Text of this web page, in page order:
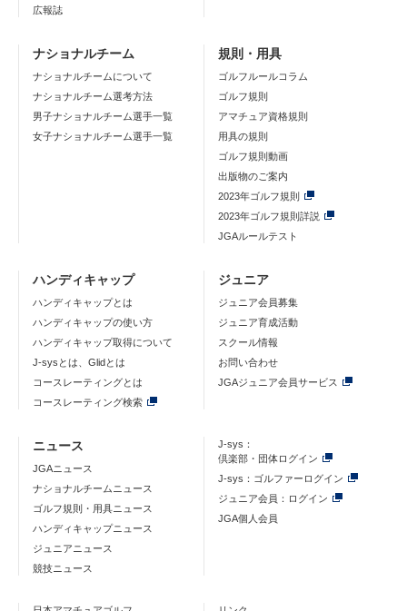
広報誌
ナショナルチーム
ナショナルチームについて
ナショナルチーム選考方法
男子ナショナルチーム選手一覧
女子ナショナルチーム選手一覧
規則・用具
ゴルフルールコラム
ゴルフ規則
アマチュア資格規則
用具の規則
ゴルフ規則動画
出版物のご案内
2023年ゴルフ規則
2023年ゴルフ規則詳説
JGAルールテスト
ハンディキャップ
ハンディキャップとは
ハンディキャップの使い方
ハンディキャップ取得について
J-sysとは、Glidとは
コースレーティングとは
コースレーティング検索
ジュニア
ジュニア会員募集
ジュニア育成活動
スクール情報
お問い合わせ
JGAジュニア会員サービス
ニュース
JGAニュース
ナショナルチームニュース
ゴルフ規則・用具ニュース
ハンディキャップニュース
ジュニアニュース
競技ニュース
J-sys：
倶楽部・団体ログイン
J-sys：ゴルファーログイン
ジュニア会員：ログイン
JGA個人会員